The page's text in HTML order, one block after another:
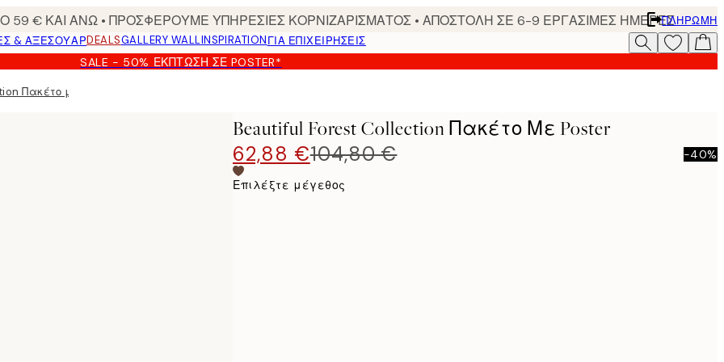
€ ΚΑΙ ΑΝΩ • ΠΡΟΣΦΕΡΟΥΜΕ ΥΠΗΡΕΣΙΕΣ ΚΟΡΝΙΖΑΡΙΣΜΑΤΟΣ • ΑΠΟΣΤΟΛΗ ΣΕ 6-9 ΕΡΓΑΣΙΜΕΣ ΗΜΕΡΕΣΠΛΗΡΩΜΉ
& ΑΞΕΣΟΥΆΡDEALSGALLERY WALLINSPIRATIONΓΙΑ ΕΠΙΧΕΙΡΗΣΕΙΣ
SALE - 50% ΈΚΠΤΩΣΗ ΣΕ POSTER*
Πακέτο με poster
Beautiful Forest Collection Πακέτο Με Poster
62,88 €104,80 € -40%
Επιλέξτε μέγεθος